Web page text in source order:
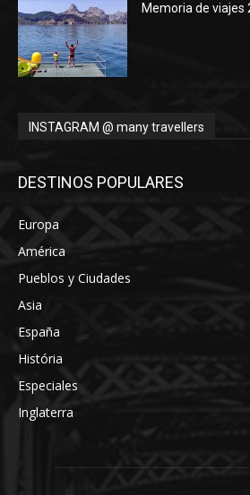
Memoria de viajes
INSTAGRAM @ many travellers
DESTINOS POPULARES
Europa
América
Pueblos y Ciudades
Asia
España
História
Especiales
Inglaterra